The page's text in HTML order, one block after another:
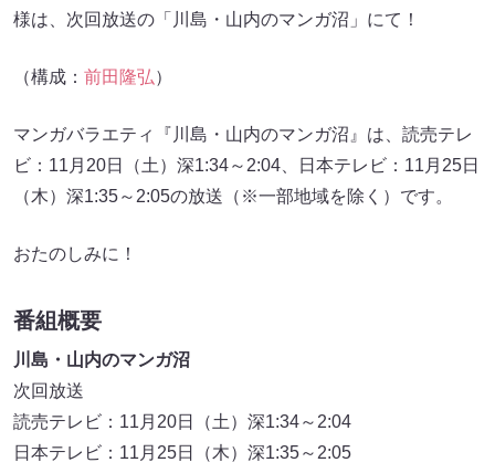
様は、次回放送の「川島・山内のマンガ沼」にて！
（構成： 前田隆弘）
マンガバラエティ『川島・山内のマンガ沼』は、読売テレ
ビ：11月20日（土）深1:34～2:04、日本テレビ：11月25日
（木）深1:35～2:05の放送（※一部地域を除く）です。
おたのしみに！
番組概要
川島・山内のマンガ沼
次回放送
読売テレビ：11月20日（土）深1:34～2:04
日本テレビ：11月25日（木）深1:35～2:05